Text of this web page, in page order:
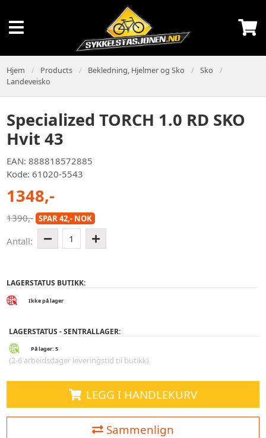
Hjem Products Bekledning, Hjelmer og Sko
Sko
Landeveisko
Specialized TORCH 1.0 RD SKO
Hvit 43
EAN: 888818572885
Kode: 61020-5543
1348,-
1390,- SPAR 42,- NOK
Antall: 1
LAGERSTATUS BUTIKK:
Ikke på lager
LAGERSTATUS - SENTRALLAGER:
På lager: 5
(2-6 arbeidsdager leveringstid til butikk)
LEGG I HANDLEKURV
Sammenlign